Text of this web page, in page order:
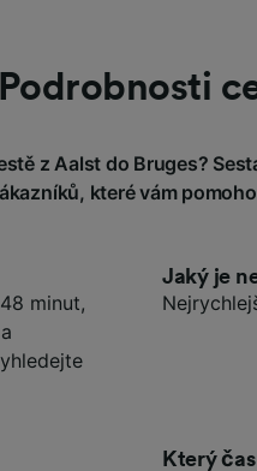
Podrobnosti
z Aalst do Bruges?
které vám
minut,
Jaký je
Který